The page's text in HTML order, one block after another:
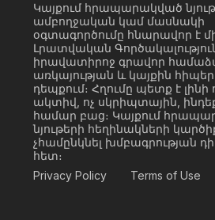
Կայքում հրապարակված
ամբողջական կամ մասնակի
օգտագործումը հնարավոր է
Լրատվական
իրավատիրոջ գրավոր
առկայության և կայքին
դեպքում։ Հղումը պետք է լինի
ակտիվ, ոչ սկրիպտային,
համար բաց։ Կայքում
նյութերի հեղինակների
չհամընկնել խմբագրության
հետ։
Privacy Policy
Terms of Use